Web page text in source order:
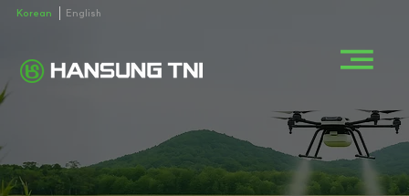
Korean English